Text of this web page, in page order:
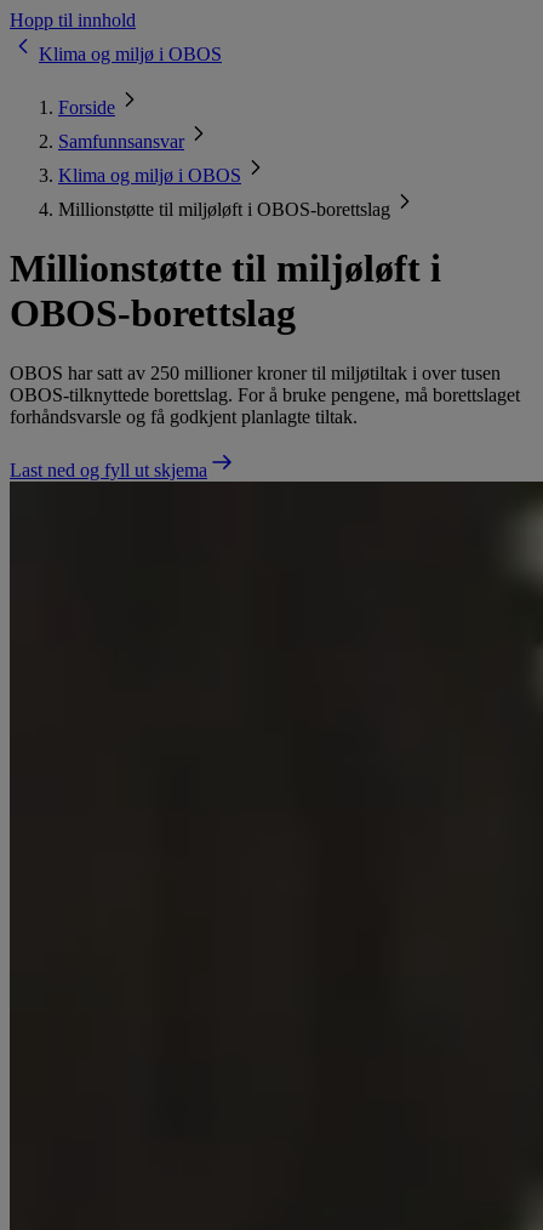
Hopp til innhold
Klima og miljø i OBOS
Forside
Samfunnsansvar
Klima og miljø i OBOS
Millionstøtte til miljøløft i OBOS-borettslag
Millionstøtte til miljøløft i
OBOS-borettslag
OBOS har satt av 250 millioner kroner til miljøtiltak i over tusen
OBOS-tilknyttede borettslag. For å bruke pengene, må borettslaget
forhåndsvarsle og få godkjent planlagte tiltak.
Last ned og fyll ut skjema